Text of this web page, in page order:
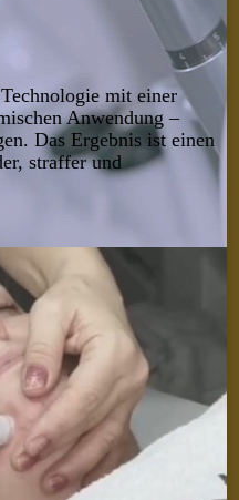
mit einer
Anwendung –
Das Ergebnis ist einen
straffer und